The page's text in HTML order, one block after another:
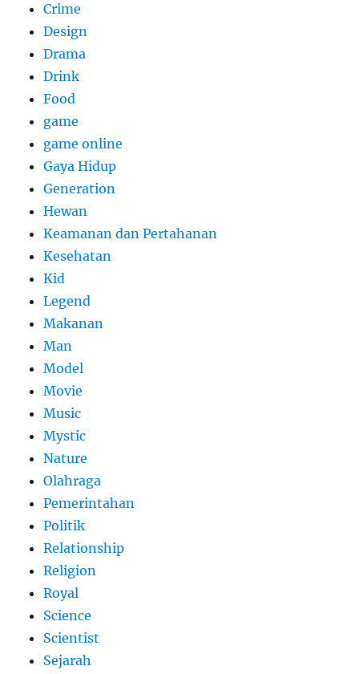
Crime
Design
Drama
Drink
Food
game
game online
Gaya Hidup
Generation
Hewan
Keamanan dan Pertahanan
Kesehatan
Kid
Legend
Makanan
Man
Model
Movie
Music
Mystic
Nature
Olahraga
Pemerintahan
Politik
Relationship
Religion
Royal
Science
Scientist
Sejarah